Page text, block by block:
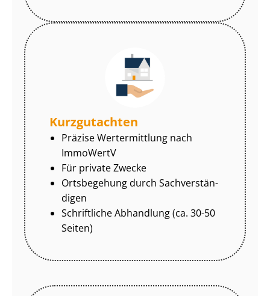
Kurzgutachten
Präzise Wertermittlung nach
ImmoWertV
Für private Zwecke
Ortsbegehung durch Sach­ver­stän­
di­gen
Schriftliche Abhandlung (ca. 30-50
Seiten)